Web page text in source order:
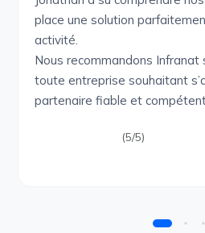
place une solution
activité.
Nous recommandons
toute entreprise souhaitant
partenaire fiable et
(5/5)